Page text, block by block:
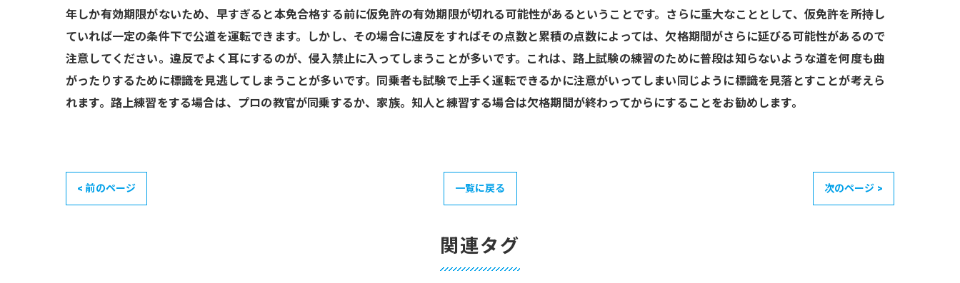
年しか有効期限がないため、早すぎると本免合格する前に仮免許の有効期限が切れる可能性があるということです。さらに重大なこととして、仮免許を所持し
ていれば一定の条件下で公道を運転できます。しかし、その場合に違反をすればその点数と累積の点数によっては、欠格期間がさらに延びる可能性があるので
注意してください。違反でよく耳にするのが、侵入禁止に入ってしまうことが多いです。これは、路上試験の練習のために普段は知らないような道を何度も曲
がったりするために標識を見逃してしまうことが多いです。同乗者も試験で上手く運転できるかに注意がいってしまい同じように標識を見落とすことが考えら
れます。路上練習をする場合は、プロの教官が同乗するか、家族。知人と練習する場合は欠格期間が終わってからにすることをお勧めします。
< 前のページ 一覧に戻る 次のページ >
関連タグ